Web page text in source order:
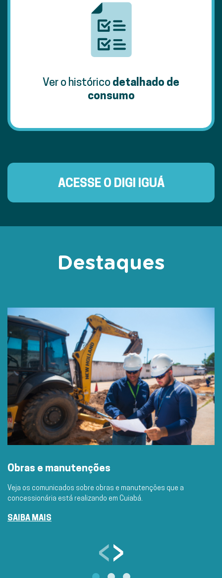
Ver o históricodetalhado de
consumo
ACESSE O DIGI IGUÁ
Destaques
Obras e manutenções
Veja os comunicados sobre obras e manutenções que a
concessionária está realizando em Cuiabá.
SAIBA MAIS
‹›